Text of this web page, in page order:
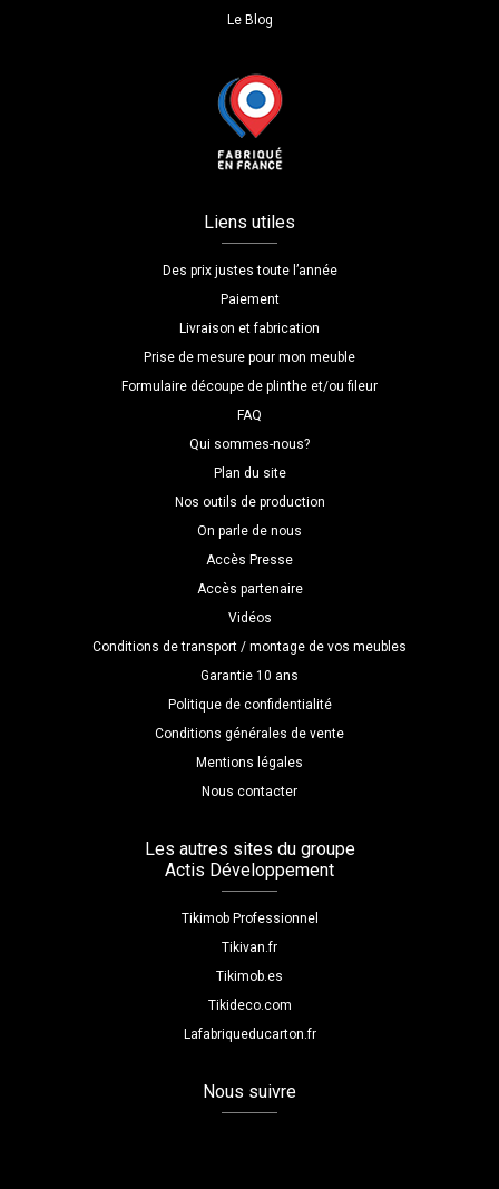
Le Blog
Liens utiles
Des prix justes toute l’année
Paiement
Livraison et fabrication
Prise de mesure pour mon meuble
Formulaire découpe de plinthe et/ou fileur
FAQ
Qui sommes-nous?
Plan du site
Nos outils de production
On parle de nous
Accès Presse
Accès partenaire
Vidéos
Conditions de transport / montage de vos meubles
Garantie 10 ans
Politique de confidentialité
Conditions générales de vente
Mentions légales
Nous contacter
Les autres sites du groupe
Actis Développement
Tikimob Professionnel
Tikivan.fr
Tikimob.es
Tikideco.com
Lafabriqueducarton.fr
Nous suivre